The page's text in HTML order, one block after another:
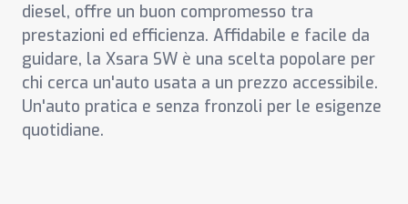
diesel, offre un buon compromesso tra
prestazioni ed efficienza. Affidabile e facile da
guidare, la Xsara SW è una scelta popolare per
chi cerca un'auto usata a un prezzo accessibile.
Un'auto pratica e senza fronzoli per le esigenze
quotidiane.